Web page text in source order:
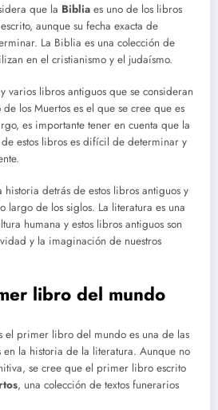
que la Biblia es uno de los libros
aunque su fecha exacta de
La Biblia es una colección de
en el cristianismo y el judaísmo.
varios libros antiguos que se consideran
los Muertos es el que se cree que es
es importante tener en cuenta que la
estos libros es difícil de determinar y
historia detrás de estos libros antiguos y
largo de los siglos. La literatura es una
humana y estos libros antiguos son
y la imaginación de nuestros
libro del mundo
el primer libro del mundo es una de las
en la historia de la literatura. Aunque no
se cree que el primer libro escrito
, una colección de textos funerarios